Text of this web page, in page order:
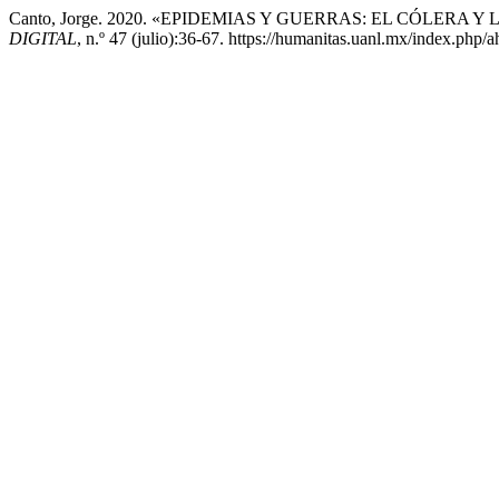
Canto, Jorge. 2020. «EPIDEMIAS Y GUERRAS: EL CÓLERA
DIGITAL, n.º 47 (julio):36-67. https://humanitas.uanl.mx/index.php/